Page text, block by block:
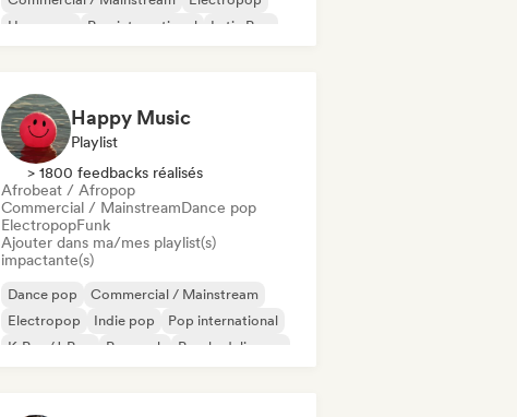
Hyperpop
Pop international
Latin Pop
Happy Music
Playlist
> 1800 feedbacks réalisés
Afrobeat / Afropop
Commercial / MainstreamDance pop
ElectropopFunk
Ajouter dans ma/mes playlist(s)
impactante(s)
Dance pop
Commercial / Mainstream
Electropop
Indie pop
Pop international
K-Pop/J-Pop
Pop rock Psychedelic pop